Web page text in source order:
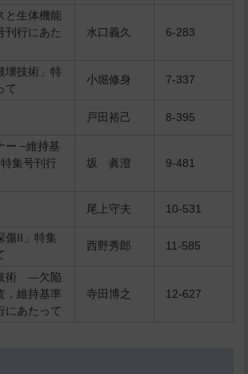
と生体機能
刊行にあた
水口義久 6-283
壊技術」特
て
小堀修身 7-337
戸田裕己 8-395
ー −維持基
集号刊行
坂 眞澄 9-481
尾上守夫 10-531
傷II」特集
西野秀郎 11-585
技術 ―欠陥
，維持基準
あたって
寺田博之 12-627